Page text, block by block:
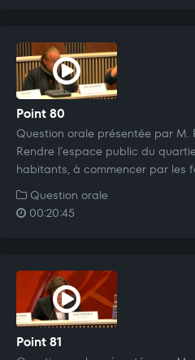
Point 80
Question orale présentée par M.
Rendre l'espace public du
habitants, à commencer par les
Question orale
00:20:45
Point 81